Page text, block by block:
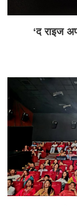
‘द राइज